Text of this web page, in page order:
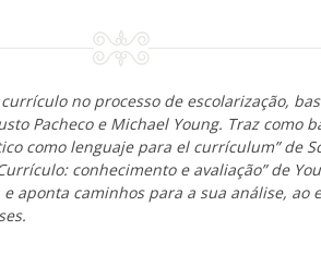
no processo de escolarização,
Pacheco e Michael Young. Traz como
como lenguaje para el currículum” de
conhecimento e avaliação”de
aponta caminhos para a sua análise, ao